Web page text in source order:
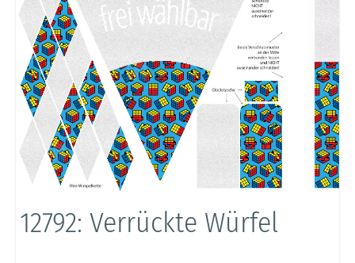
12792: Verrückte Würfel